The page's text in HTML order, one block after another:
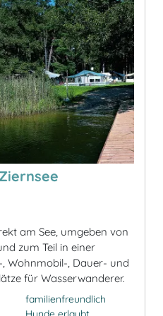
am See, umgeben von
zum Teil in einer
Wohnmobil-, Dauer- und
für Wasserwanderer.
familienfreundlich